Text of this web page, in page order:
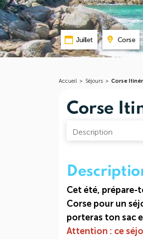
Juillet Corse
Accueil > Séjours > Corse
Corse
Description
Cet été, prépare-
Corse pour un
porteras ton sac
Attention : ce